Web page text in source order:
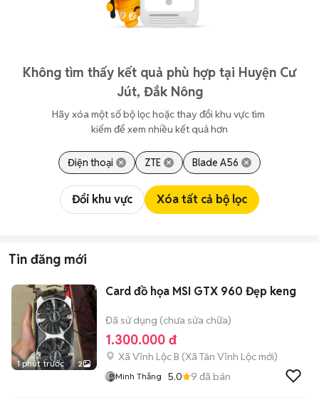
Không tìm thấy kết quả phù hợp tại Huyện Cư
Jút, Đắk Nông
Hãy xóa một số bộ lọc hoặc thay đổi khu vực tìm
kiếm để xem nhiều kết quả hơn
Điện thoại ZTE Blade A56
Đổi khu vực Xóa tất cả bộ lọc
Tin đăng mới
1 phút trước 2
Card đồ họa MSI GTX 960 Đẹp keng
Đã sử dụng (chưa sửa chữa)
1.300.000 đ
Xã Vĩnh Lộc B (Xã Tân Vĩnh Lộc mới)
Minh Thắng 5.0 9 đã bán